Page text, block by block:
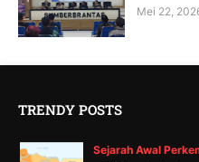
Mei 22,
TRENDY POSTS
Sejarah Awal